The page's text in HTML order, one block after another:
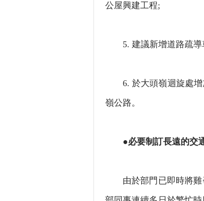
公屋興建工程;
5. 建議新增道路疏導
6. 於大頭嶺迴旋處增
嶺公路。
●必要制訂長遠的交
由於部門已即時將雞